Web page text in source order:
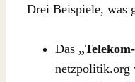
Drei Beispiele, was
Das
netzpolitik.org